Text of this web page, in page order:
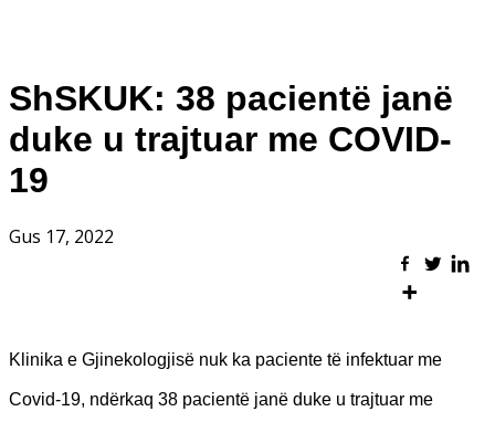
ShSKUK: 38 pacientë janë
duke u trajtuar me COVID-
19
Gus 17, 2022
Klinika e Gjinekologjisë nuk ka paciente të infektuar me
Covid-19, ndërkaq 38 pacientë janë duke u trajtuar me